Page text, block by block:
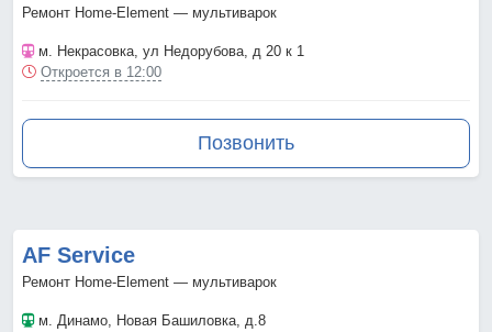
Ремонт Home-Element — мультиварок
м. Некрасовка, ул Недорубова, д 20 к 1
Откроется в 12:00
Позвонить
AF Service
Ремонт Home-Element — мультиварок
м. Динамо, Новая Башиловка, д.8